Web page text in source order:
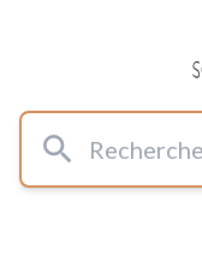
Rechercher un terme